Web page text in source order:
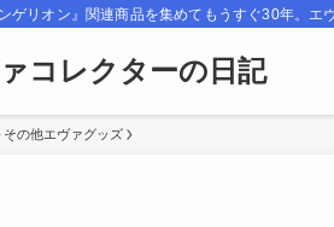
ンゲリオン』関連商品を集めてもうすぐ30年。エ
コレクターの日記
その他エヴァグッズ